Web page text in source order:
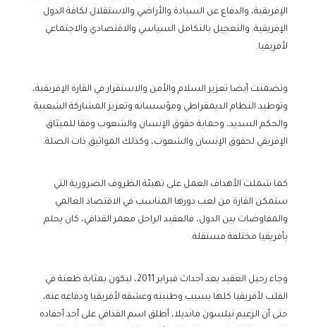
الإفريقية، والدفاع عن السيادة والأراضي والاستقلال لكافة الدول
الإفريقية. والتعجيل بالتكامل السياسي والاقتصادي والاجتماعي
لأفريقيا.
وتضمنت أيضا تعزيز السلام والأمن والاستقرار في القارة الإفريقية،
وتوطيد النظام الديمقراطي ومؤسساته وتعزيز المشاركة الشعبية
والحكم السديد، وحماية حقوق الإنسان والشعوب وفقا للميثاق
الإفريقي لحقوق الإنسان والشعوب، وكذلك المواثيق ذات الصلة.
كما شملت الأهداف العمل على تهيئة الظروف الضرورية التي
ستمكن القارة من لعب دورها المناسب في الاقتصاد العالمي
والمفاوضات بين الدول، فالعقيد الراحل معمر القذافي، كان يحلم
بأفريقيا مختلفة مستقلة.
وجاء رحيل العقيد بعد أحداث فبراير 2011، ليكون بمثابة طعنة في
القلب لأفريقيا كلها بسبب وطنيته وعشقه لأفريقيا ودفاعه عنه،
حتى أن الزعيم نيلسون مانديلا، أطلق اسم القذافي على أحد أحفاده